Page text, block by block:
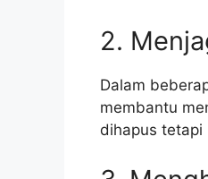
2.
Dalam
membantu
dihapus tetapi